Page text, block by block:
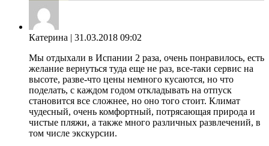
Катерина
| 31.03.2018 09:02
Мы отдыхали в Испании 2 раза, очень понравилось, есть
желание вернуться туда еще не раз, все-таки сервис на
высоте, разве-что цены немного кусаются, но что
поделать, с каждом годом откладывать на отпуск
становится все сложнее, но оно того стоит. Климат
чудесный, очень комфортный, потрясающая природа и
чистые пляжи, а также много различных развлечений, в
том числе экскурсии.